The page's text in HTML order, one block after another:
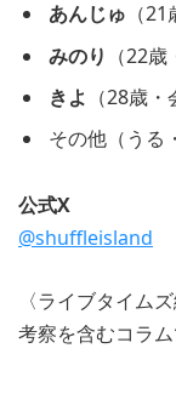
あんじゅ （
みのり （22
きよ （28歳・
その他（うる
公式X
@shuffleisland
〈ライブタイム
考察を含むコラム